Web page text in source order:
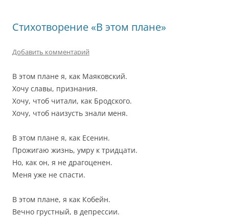
Стихотворение «В этом плане»
Добавить комментарий
В этом плане я, как Маяковский.
Хочу славы, признания.
Хочу, чтоб читали, как Бродского.
Хочу, чтоб наизусть знали меня.
В этом плане я, как Есенин.
Прожигаю жизнь, умру к тридцати.
Но, как он, я не драгоценен.
Меня уже не спасти.
В этом плане, я как Кобейн.
Вечно грустный, в депрессии.